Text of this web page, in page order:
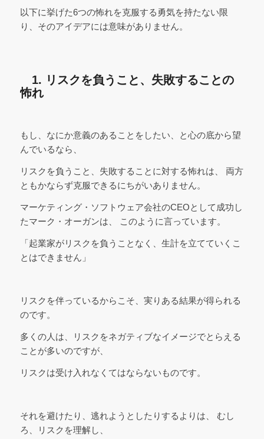
以下に挙げた6つの怖れを克服する勇気を持たない限
り、そのアイデアには意味がありません。
1. リスクを負うこと、失敗することの
怖れ
もし、なにか意義のあることをしたい、と心の底から望
んでいるなら、
リスクを負うこと、失敗することに対する怖れは、 両方
ともかならず克服できるにちがいありません。
マーケティング・ソフトウェア会社のCEOとして成功し
たマーク・オーガンは、 このように言っています。
「起業家がリスクを負うことなく、生計を立てていくこ
とはできません」
リスクを伴っているからこそ、実りある結果が得られる
のです。
多くの人は、リスクをネガティブなイメージでとらえる
ことが多いのですが、
リスクは受け入れなくてはならないものです。
それを避けたり、逃れようとしたりするよりは、 むし
ろ、リスクを理解し、